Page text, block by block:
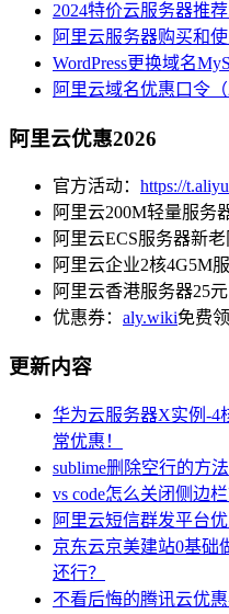
2024特价云服务器推
阿里云服务器购买和
WordPress更换域名
阿里云域名优惠口令（
阿里云优惠2026
官方活动： https://
阿里云200M轻量服务
阿里云ECS服务器新
阿里云企业2核4G5M
阿里云香港服务器25
优惠券： aly.wiki免费
更新内容
华为云服务器X实例-4
常优惠！
sublime删除空行的方法
vs code怎么关闭侧边栏
阿里云短信群发平台
京东云京美建站0基础
还行？
不看后悔的腾讯云优